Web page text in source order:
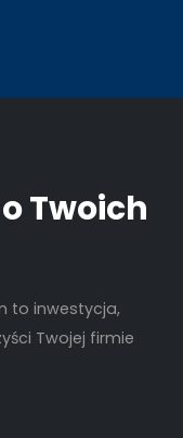
Twoich
to inwestycja,
Twojej firmie